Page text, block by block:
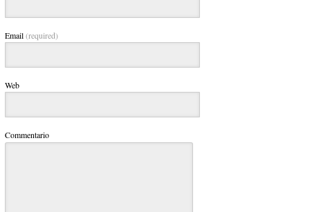
Email(required)
Web
Commentario